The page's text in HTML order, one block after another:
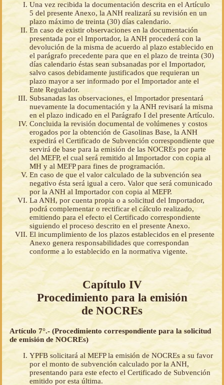
Una vez recibida la documentación descrita en el Artículo
5 del presente Anexo, la ANH realizará su revisión en un
plazo máximo de treinta (30) días calendario.
En caso de existir observaciones en la documentación
presentada por el Importador, la ANH procederá con la
devolución de la misma de acuerdo al plazo establecido en
el parágrafo precedente para que en el plazo de treinta (30)
días calendario éstas sean subsanadas por el Importador,
salvo casos debidamente justificados que requieran un
plazo mayor a ser informado por el Importador ante el
Ente Regulador.
Subsanadas las observaciones, el Importador presentará
nuevamente la documentación y la ANH revisará la misma
en el plazo indicado en el Parágrafo I del presente Artículo.
Concluida la revisión documental de volúmenes y costos
erogados por la obtención de Gasolinas Base, la ANH
expedirá el Certificado de Subvención correspondiente que
servirá de base para la emisión de las NOCREs por parte
del MEFP, el cual será remitido al Importador con copia al
MH y al MEFP para fines de programación.
En caso de que el valor calculado de la subvención sea
negativo ésta será igual a cero. Valor que será comunicado
por la ANH al Importador con copia al MEFP.
La ANH, por cuenta propia o a solicitud del Importador,
podrá complementar o rectificar el cálculo realizado,
emitiendo para el efecto el Certificado correspondiente
siguiendo el proceso descrito en el presente Anexo.
El incumplimiento de los plazos establecidos en el presente
Anexo genera responsabilidades que correspondan
conforme a lo establecido en la normativa vigente.
Capítulo IV
Procedimiento para la emisión
de NOCREs
Artículo 7°.- (Procedimiento correspondiente para la solicitud
de emisión de NOCREs)
YPFB solicitará al MEFP la emisión de NOCREs a su favor
por el monto de subvención calculado por la ANH,
presentando para este efecto el Certificado de Subvención
emitido por esta última.